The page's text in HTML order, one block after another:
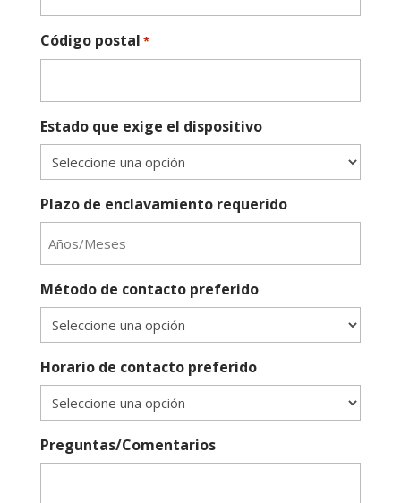
Código postal *
Estado que exige el dispositivo
Plazo de enclavamiento requerido
Método de contacto preferido
Horario de contacto preferido
Preguntas/Comentarios